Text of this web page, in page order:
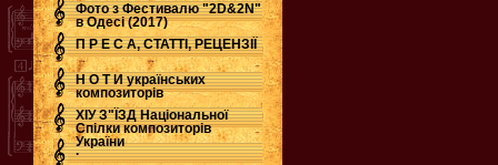
Фото з Фестивалю "2D&2N"
в Одесі (2017)
П Р Е С А, СТАТТІ, РЕЦЕНЗІЇ
Н О Т И українських
композиторів
ХІУ З"ЇЗД Національної
Спілки композиторів
України
.